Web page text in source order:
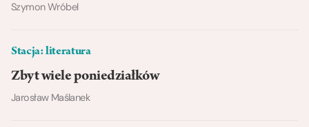
Szymon Wróbel
Stacja: literatura
Zbyt wiele poniedziałków
Jarosław Maślanek